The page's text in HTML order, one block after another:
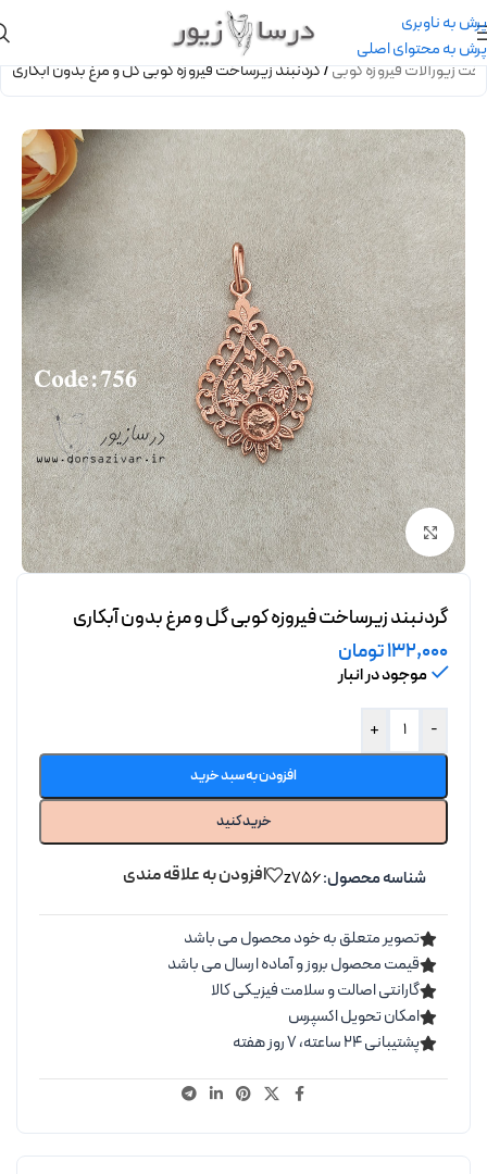
پرش به ناوبری
پرش به محتوای اصلی
زیورآلات فیروزه کوبی/گردنبند زیرساخت فیروزه کوبی گل و مرغ بدون آبکاری
برای بزرگنمایی کلیک کنید
گردنبند زیرساخت فیروزه کوبی گل و مرغ بدون آبکاری
132,000تومان
موجود در انبار
-
+
افزودن به سبد خرید
خرید کنید
شناسه محصول:z756 افزودن به علاقه مندی
تصویر متعلق به خود محصول می باشد
قیمت محصول بروز و آماده ارسال می باشد
گارانتی اصالت و سلامت فیزیکی کالا
امکان تحویل اکسپرس
پشتیبانی ۲۴ ساعته، ۷ روز هفته